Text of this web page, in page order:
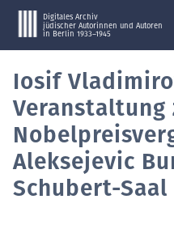
Digitales Archiv
jüdischer Autorinnen und Autoren
in Berlin 1933–1945
Iosif
Veranstaltung
Aleksejevic
Schubert-Saal